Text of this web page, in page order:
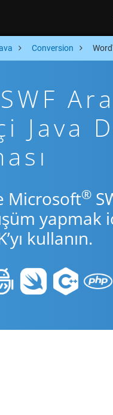
Conversion
Java
Microsoft®
yapmak
kullanın.